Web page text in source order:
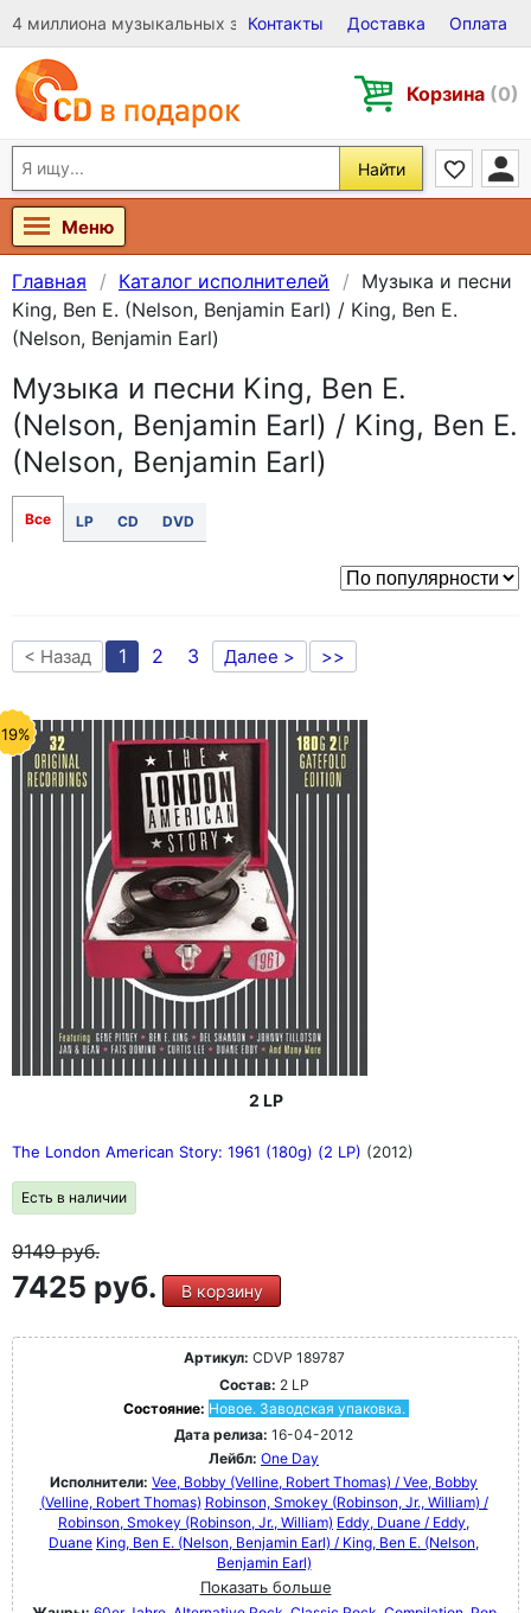
4 миллиона музыкальных записей на Виниле, CD и DVD
Контакты Доставка Оплата
Корзина (0)
Найти
Меню
Главная Каталог исполнителей
Музыка и песни
King, Ben E. (Nelson, Benjamin Earl) / King, Ben E.
(Nelson, Benjamin Earl)
Музыка и песни King, Ben E.
(Nelson, Benjamin Earl) / King, Ben E.
(Nelson, Benjamin Earl)
Все LP CD DVD
< Назад 1 2 3 Далее > >>
2 LP
The London American Story: 1961 (180g) (2 LP) (2012)
Есть в наличии
9149руб.
7425 руб. В корзину
Артикул: CDVP 189787
Состав: 2 LP
Состояние: Новое. Заводская упаковка.
Дата релиза: 16-04-2012
Лейбл: One Day
Исполнители: Vee, Bobby (Velline, Robert Thomas) / Vee, Bobby
(Velline, Robert Thomas) Robinson, Smokey (Robinson, Jr., William) /
Robinson, Smokey (Robinson, Jr., William) Eddy, Duane / Eddy,
Duane King, Ben E. (Nelson, Benjamin Earl) / King, Ben E. (Nelson,
Benjamin Earl)
Показать больше